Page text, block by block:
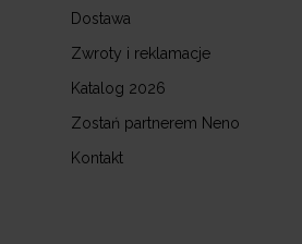
Dostawa
Zwroty i reklamacje
Katalog 2026
Zostań partnerem Neno
Kontakt